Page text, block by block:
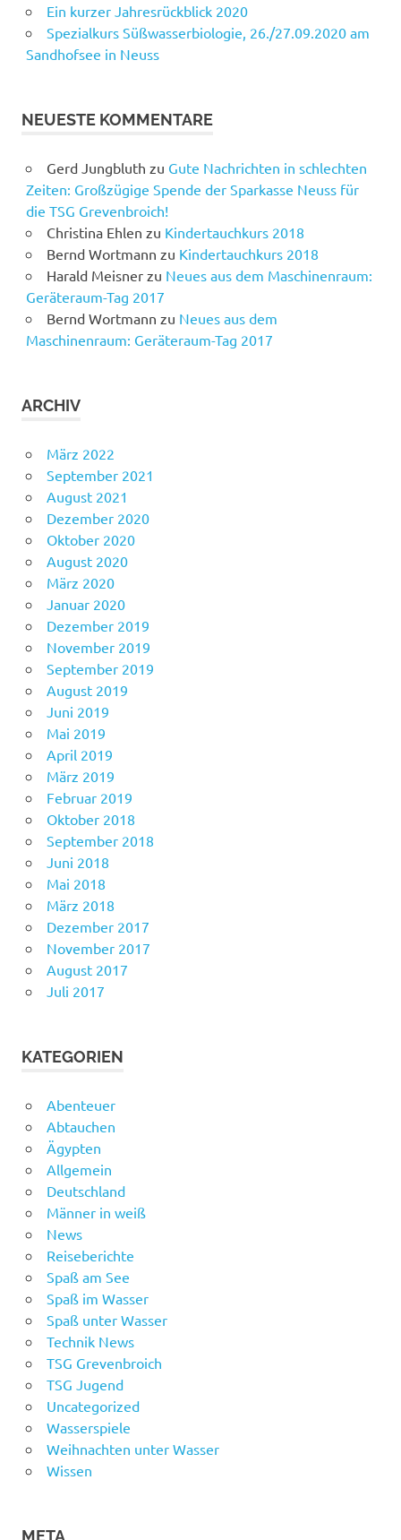
Ein kurzer Jahresrückblick 2020
Spezialkurs Süßwasserbiologie, 26./27.09.2020 am
Sandhofsee in Neuss
NEUESTE KOMMENTARE
Gerd Jungbluth zu Gute Nachrichten in schlechten
Zeiten: Großzügige Spende der Sparkasse Neuss für
die TSG Grevenbroich!
Christina Ehlen zu Kindertauchkurs 2018
Bernd Wortmann zu Kindertauchkurs 2018
Harald Meisnerzu Neues aus dem Maschinenraum:
Geräteraum-Tag 2017
Bernd Wortmann zu Neues aus dem
Maschinenraum: Geräteraum-Tag 2017
ARCHIV
März 2022
September 2021
August 2021
Dezember 2020
Oktober 2020
August 2020
März 2020
Januar 2020
Dezember 2019
November 2019
September 2019
August 2019
Juni 2019
Mai 2019
April 2019
März 2019
Februar 2019
Oktober 2018
September 2018
Juni 2018
Mai 2018
März 2018
Dezember 2017
November 2017
August 2017
Juli 2017
KATEGORIEN
Abenteuer
Abtauchen
Ägypten
Allgemein
Deutschland
Männer in weiß
News
Reiseberichte
Spaß am See
Spaß im Wasser
Spaß unter Wasser
Technik News
TSG Grevenbroich
TSG Jugend
Uncategorized
Wasserspiele
Weihnachten unter Wasser
Wissen